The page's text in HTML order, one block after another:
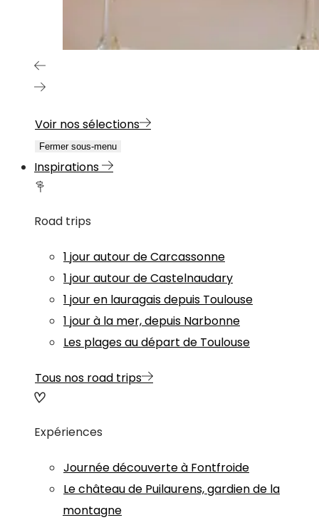
Voir nos sélections
Fermer sous-menu
Inspirations
Road trips
1 jour autour de Carcassonne
1 jour autour de Castelnaudary
1 jour en lauragais depuis Toulouse
1 jour à la mer, depuis Narbonne
Les plages au départ de Toulouse
Tous nos road trips
Expériences
Journée découverte à Fontfroide
Le château de Puilaurens, gardien de la
montagne